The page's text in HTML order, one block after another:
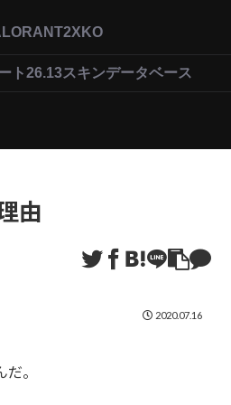
2XKO
ト26.13スキンデータベース
由
2020.07.16
。